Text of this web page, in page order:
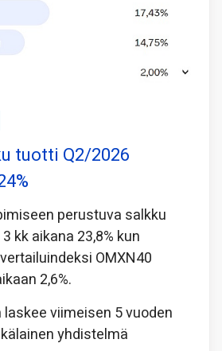
tuotti Q2/2026
perustuva salkku
kk aikana 23,8% kun
OMXN40
2,6%.
viimeisen 5 vuoden
yhdistelmä